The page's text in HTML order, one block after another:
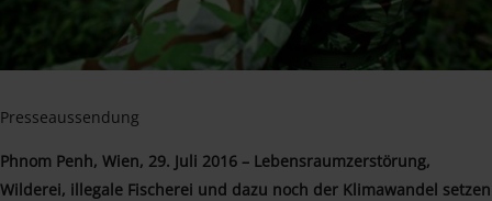
Presseaussendung
Phnom Penh, Wien, 29. Juli 2016 – Lebensraumzerstörung,
Wilderei, illegale Fischerei und dazu noch der Klimawandel setzen